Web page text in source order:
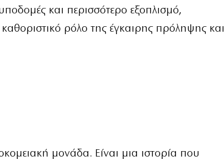
και περισσότερο εξοπλισμό,
ρόλο της έγκαιρης πρόληψης και
μονάδα. Είναι μια ιστορία που